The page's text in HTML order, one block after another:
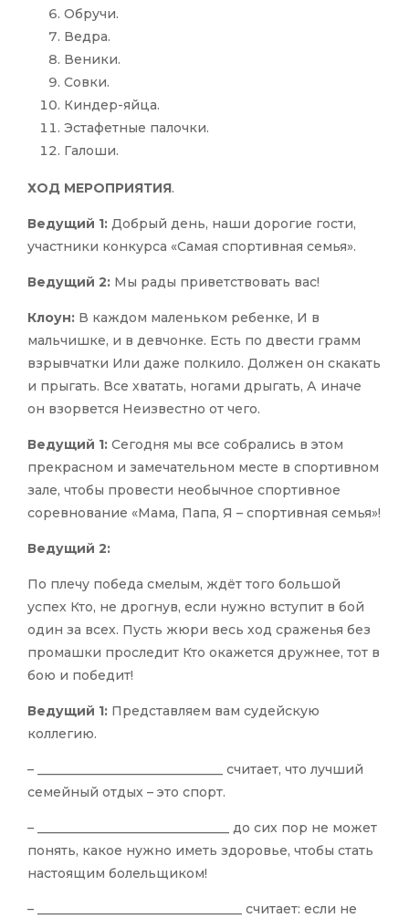
Обручи.
Ведра.
Веники.
Совки.
Киндер-яйца.
Эстафетные палочки.
Галоши.
ХОД МЕРОПРИЯТИЯ.
Ведущий 1: Добрый день, наши дорогие гости,
участники конкурса «Самая спортивная семья».
Ведущий 2: Мы рады приветствовать вас!
Клоун: В каждом маленьком ребенке, И в
мальчишке, и в девчонке. Есть по двести грамм
взрывчатки Или даже полкило. Должен он скакать
и прыгать. Все хватать, ногами дрыгать, А иначе
он взорвется Неизвестно от чего.
Ведущий 1: Сегодня мы все собрались в этом
прекрасном и замечательном месте в спортивном
зале, чтобы провести необычное спортивное
соревнование «Мама, Папа, Я – спортивная семья»!
Ведущий 2:
По плечу победа смелым, ждёт того большой
успех Кто, не дрогнув, если нужно вступит в бой
один за всех. Пусть жюри весь ход сраженья без
промашки проследит Кто окажется дружнее, тот в
бою и победит!
Ведущий 1: Представляем вам судейскую
коллегию.
– _____________________________ считает, что лучший
семейный отдых – это спорт.
– ______________________________ до сих пор не может
понять, какое нужно иметь здоровье, чтобы стать
настоящим болельщиком!
– ________________________________ считает: если не